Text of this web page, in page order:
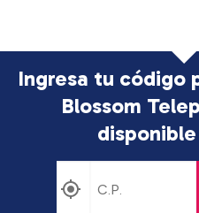
Ingresa tu código
Blossom